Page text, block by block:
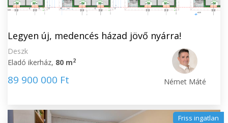
Legyen új, medencés házad jövő nyárra!
Deszk
Eladó ikerház, 80 m2
89 900 000 Ft Német Máté
Friss ingatlan